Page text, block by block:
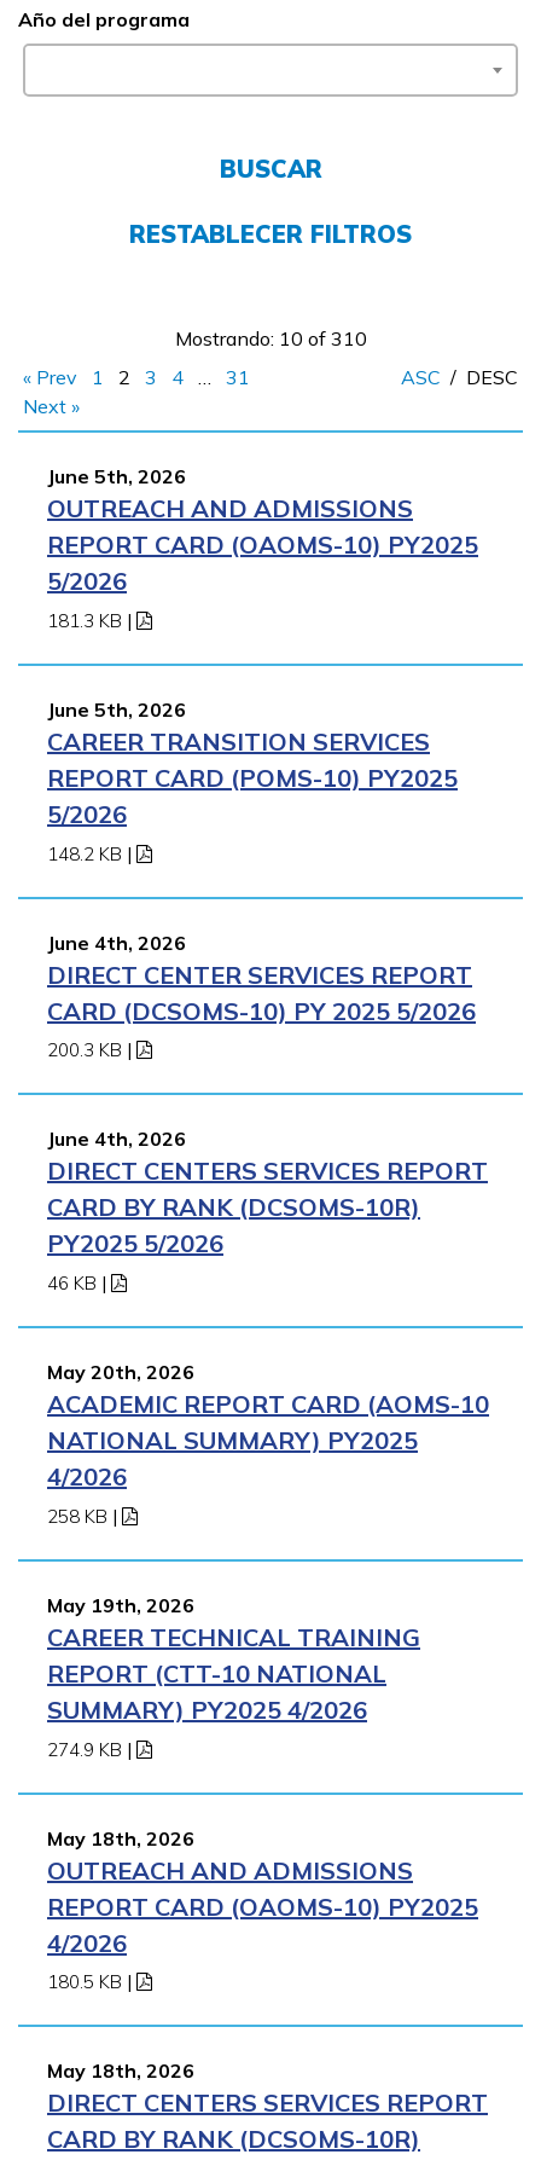
CONECTARSE
COMIENZA YA
Año del programa
BUSCAR
RESTABLECER FILTROS
Mostrando: 10 of 310
« Prev
1 2 3 4 …
31
Next »
ASC / DESC
June 5th, 2026
OUTREACH AND ADMISSIONS
REPORT CARD (OAOMS-10) PY2025
5/2026
181.3 KB |
June 5th, 2026
CAREER TRANSITION SERVICES
REPORT CARD (POMS-10) PY2025
5/2026
148.2 KB |
June 4th, 2026
DIRECT CENTER SERVICES REPORT
CARD (DCSOMS-10) PY 2025 5/2026
200.3 KB |
June 4th, 2026
DIRECT CENTERS SERVICES REPORT
CARD BY RANK (DCSOMS-10R)
PY2025 5/2026
46 KB |
May 20th, 2026
ACADEMIC REPORT CARD (AOMS-10
NATIONAL SUMMARY) PY2025
4/2026
258 KB |
May 19th, 2026
CAREER TECHNICAL TRAINING
REPORT (CTT-10 NATIONAL
SUMMARY) PY2025 4/2026
274.9 KB |
May 18th, 2026
OUTREACH AND ADMISSIONS
REPORT CARD (OAOMS-10) PY2025
4/2026
180.5 KB |
May 18th, 2026
DIRECT CENTERS SERVICES REPORT
CARD BY RANK (DCSOMS-10R)